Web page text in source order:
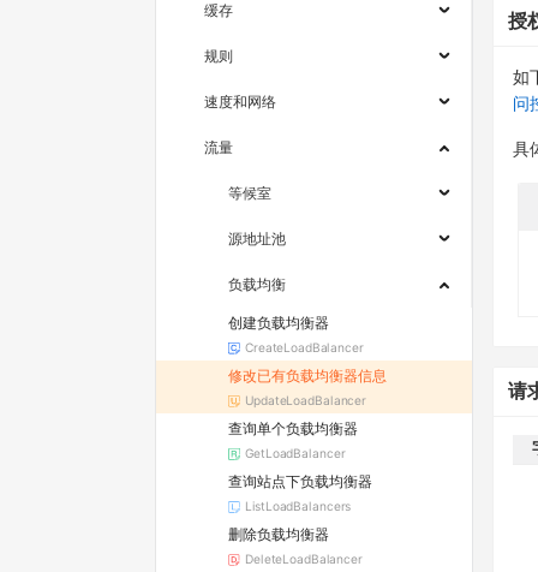
缓存
规则
速度和网络
流量
等候室
源地址池
负载均衡
创建负载均衡器
CreateLoadBalancer
修改已有负载均衡器信息
UpdateLoadBalancer
查询单个负载均衡器
GetLoadBalancer
查询站点下负载均衡器
ListLoadBalancers
删除负载均衡器
DeleteLoadBalancer
授
如
问
具
请